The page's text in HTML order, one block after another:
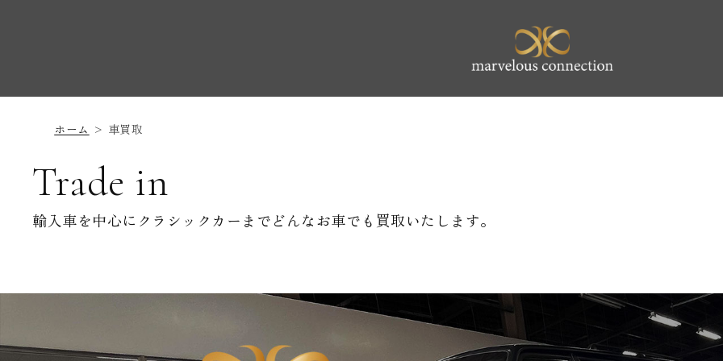
ホーム 車買取
Trade in
輸入車を中心にクラシックカーまでどんなお車でも買取いたします。